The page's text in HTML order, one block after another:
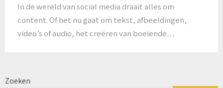
In de wereld van social media draait alles om
content. Of het nu gaat om tekst, afbeeldingen,
video’s of audio, het creëren van boeiende…
Zoeken